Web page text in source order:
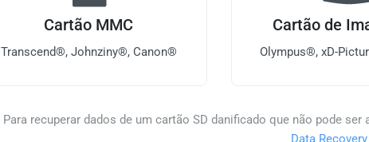
Cartão MMC
Transcend®, Johnziny®, Canon®
Cartão de
Olympus®, xD-
Para recuperar dados de um cartão SD danificado que não pode
Data